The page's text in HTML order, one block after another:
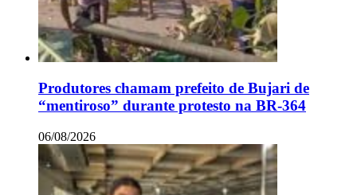
Produtores chamam prefeito de Bujari de
“mentiroso” durante protesto na BR-364
06/08/2026